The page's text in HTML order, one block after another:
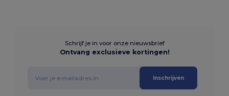
Schrijf je in voor onze nieuwsbrief
Ontvang exclusieve kortingen!
Inschrijven